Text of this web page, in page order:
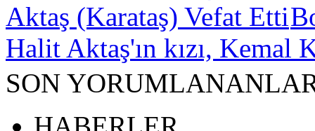
Halit Aktaş'ın kızı, Kemal
SON